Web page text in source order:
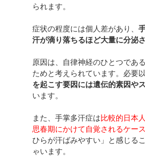
られます。
症状の程度には個人差があり、
汗が滴り落ちるほど大量に分泌
原因は、自律神経のひとつであ
ためと考えられています。必要
を起こす要因には遺伝的素因や
います。
また、手掌多汗症は比較的日本
思春期にかけて自覚されるケー
ひらが汗ばみやすい」と感じる
ゃいます。